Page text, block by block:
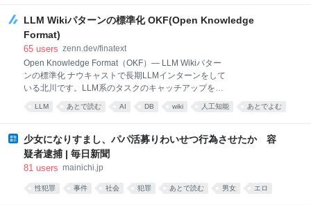
い回復を願うばかりであ
テムを運ぶドローンは「マースピアル（有袋）ドロー
ン」とも呼ばれ、この戦争以前はコンセプトにとどま
っていた。米軍は過去30年、この構想をいくどとなく
かった。ウクライナは現在、これを実用化して実戦で
使い始めており、その活用法は運用者の想像次第で無
限に広がっていると言えるかもしれない。
LLM Wikiパターンの標準化 OKF(Open Knowledge
Format)
65 users zenn.dev/finatext
Open Knowledge Format（OKF）— LLM Wikiパター
ンの標準化 ナウキャストで長期LLMインターンをして
いる北川です。LLM系のタスクのキャッチアップをす
る中で、最近「OKF」という技術を耳にする機会が増
えました。 OKFはまだ登場したばかりの仕様で、その
への理解が欠かせません。しかし、OKF関連の記事の
多くはOKF単体の説明にとどまっており、それだけで
は体系的に理解しづらいと感じています。OKFはこう
め、それらへの理解があって初めて実感を持って捉え
LLM あとで読む AI DB wiki 人工知能 あとでよむ
少女になりすまし、パパ活募りわいせつ行為させたか 容
疑者逮捕 | 毎日新聞
81 users mainichi.jp
性犯罪 事件 社会 犯罪 あとで読む 男女 エロ